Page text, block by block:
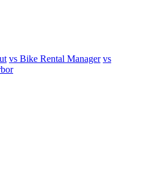
vs Bike Rental Manager vs